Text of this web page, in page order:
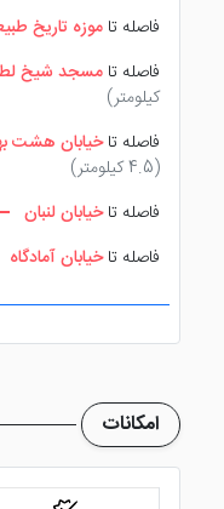
جاذبه
از جاذبه های
بسیار وسیع و
باغ عباسی قرار
فاصله تا موزه تاریخ
فاصله تا مسجد شیخ
کیلومتر)
فاصله تاخیابان هشت
(4.5 کیلومتر)
فاصله تاخیابان لنبان
فاصله تاخیابان آمادگاه
امکانات